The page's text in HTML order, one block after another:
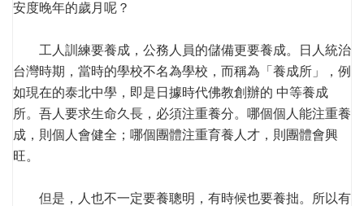
安度晚年的歲月呢？
工人訓練要養成，公務人員的儲備更要養成。日人統治
台灣時期，當時的學校不名為學校，而稱為「養成所」，例
如現在的泰北中學，即是日據時代佛教創辦的 中等養成
所。吾人要求生命久長，必須注重養分。哪個個人能注重養
成，則個人會健全；哪個團體注重育養人才，則團體會興
旺。
但是，人也不一定要養聰明，有時候也要養拙。所以有